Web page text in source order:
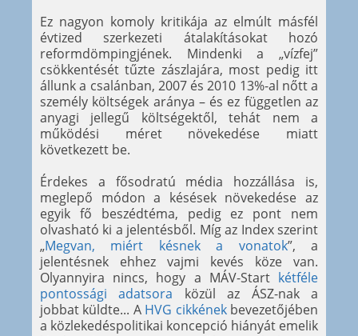
Ez nagyon komoly kritikája az elmúlt másfél
évtized szerkezeti átalakításokat hozó
reformdömpingjének. Mindenki a „vízfej”
csökkentését tűzte zászlajára, most pedig itt
állunk a csalánban, 2007 és 2010 13%-al nőtt a
személy költségek aránya – és ez független az
anyagi jellegű költségektől, tehát nem a
működési méret növekedése miatt
következett be.
Érdekes a fősodratú média hozzállása is,
meglepő módon a késések növekedése az
egyik fő beszédtéma, pedig ez pont nem
olvasható ki a jelentésből. Míg az Index szerint
„Megvan, miért késnek a vonatok”, a
jelentésnek ehhez vajmi kevés köze van.
Olyannyira nincs, hogy a MÁV-Start kétféle
pontossági adatsora közül az ÁSZ-nak a
jobbat küldte... A HVG cikkénekbevezetőjében
a közlekedéspolitikai koncepció hiányát emelik